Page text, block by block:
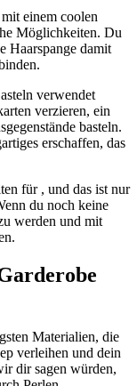
einem coolen
Möglichkeiten. Du
Haarspange damit
verwendet
verzieren, ein
basteln.
erschaffen, das
für , und das ist nur
du noch keine
werden und mit
Materialien, die
verleihen und dein
dir sagen würden,